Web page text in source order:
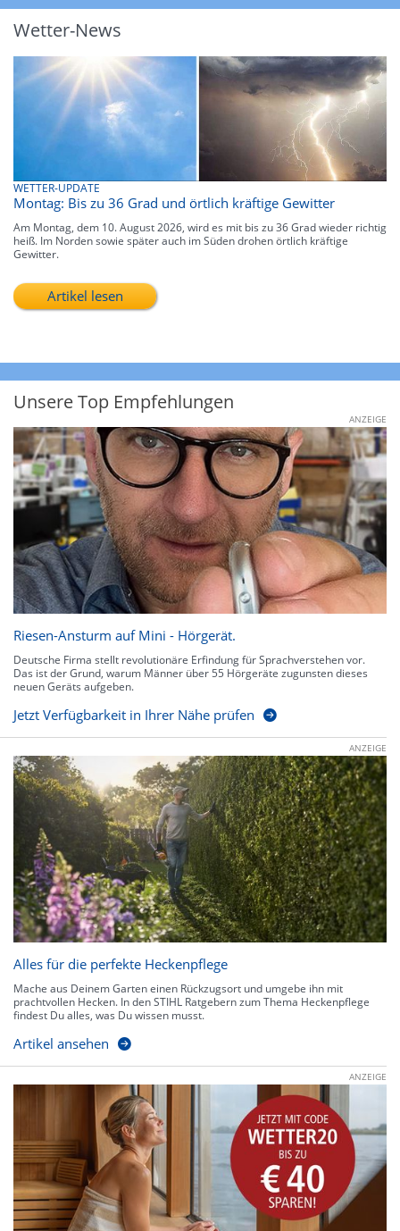
Wetter-News
WETTER-UPDATE
Montag: Bis zu 36 Grad und örtlich kräftige Gewitter
Am Montag, dem 10. August 2026, wird es mit bis zu 36 Grad wieder richtig
heiß. Im Norden sowie später auch im Süden drohen örtlich kräftige
Gewitter.
Artikel lesen
Unsere Top Empfehlungen
ANZEIGE
Riesen-Ansturm auf Mini - Hörgerät.
Deutsche Firma stellt revolutionäre Erfindung für Sprachverstehen vor.
Das ist der Grund, warum Männer über 55 Hörgeräte zugunsten dieses
neuen Geräts aufgeben.
Jetzt Verfügbarkeit in Ihrer Nähe prüfen
ANZEIGE
Alles für die perfekte Heckenpflege
Mache aus Deinem Garten einen Rückzugsort und umgebe ihn mit
prachtvollen Hecken. In den STIHL Ratgebern zum Thema Heckenpflege
findest Du alles, was Du wissen musst.
Artikel ansehen
ANZEIGE